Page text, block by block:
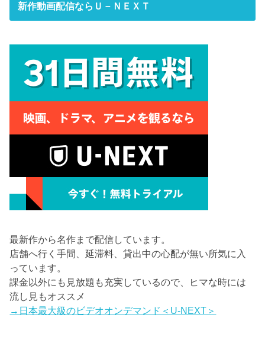
新作動画配信ならＵ－ＮＥＸＴ
最新作から名作まで配信しています。
店舗へ行く手間、延滞料、貸出中の心配が無い所気に入
っています。
課金以外にも見放題も充実しているので、ヒマな時には
流し見もオススメ
→日本最大級のビデオオンデマンド＜U-NEXT＞